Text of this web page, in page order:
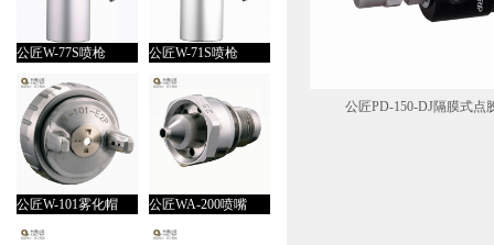
公匠W-77S喷枪 公匠W-71S喷枪
公匠W-101雾化帽 公匠WA-200喷嘴
公匠PD-150-DJ隔膜式点